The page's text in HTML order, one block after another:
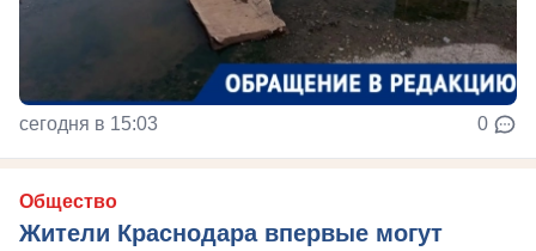
сегодня в 15:03 0
Общество
Жители Краснодара впервые могут